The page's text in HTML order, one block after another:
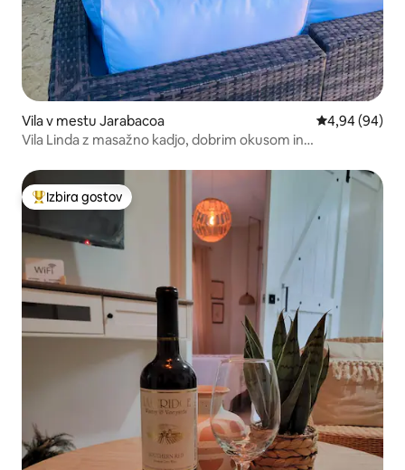
Vila v mestu Jarabacoa Povprečna
4,94 (94)
Vila Linda z masažno kadjo, dobrim okusom in
Najbolj priljubljena prenočišča z značko »Izbira gostov«
Izbira gostov